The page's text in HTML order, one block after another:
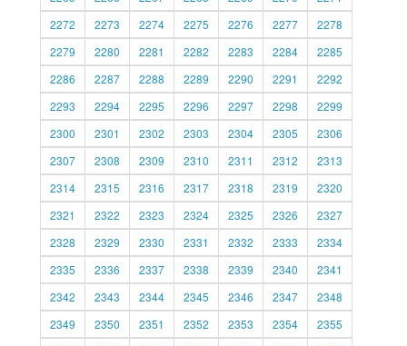
2272
2273 2274 2275 2276 2277
2278
2279
2280 2281 2282 2283 2284
2285
2286
2287 2288 2289 2290 2291
2292
2293
2294 2295 2296 2297 2298
2299
2300
2301 2302 2303 2304 2305
2306
2307
2308 2309 2310 2311 2312
2313
2314
2315 2316 2317 2318 2319
2320
2321
2322 2323 2324 2325 2326
2327
2328
2329 2330 2331 2332 2333
2334
2335
2336 2337 2338 2339 2340
2341
2342
2343 2344 2345 2346 2347
2348
2349
2350 2351 2352 2353 2354
2355